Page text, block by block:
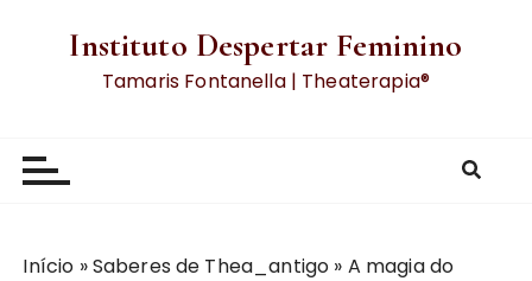
Instituto Despertar Feminino
Tamaris Fontanella | Theaterapia®
Início »Saberes de Thea_antigo » A magia do